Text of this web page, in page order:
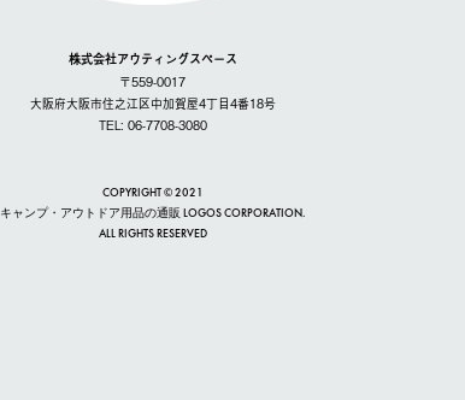
株式会社アウティングスペース
〒559-0017
大阪府大阪市住之江区中加賀屋4丁目4番18号
TEL: 06-7708-3080
COPYRIGHT © 2021
キャンプ・アウトドア用品の通販 LOGOS CORPORATION.
ALL RIGHTS RESERVED